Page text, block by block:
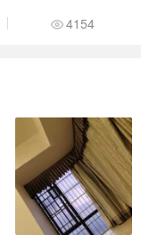
4154